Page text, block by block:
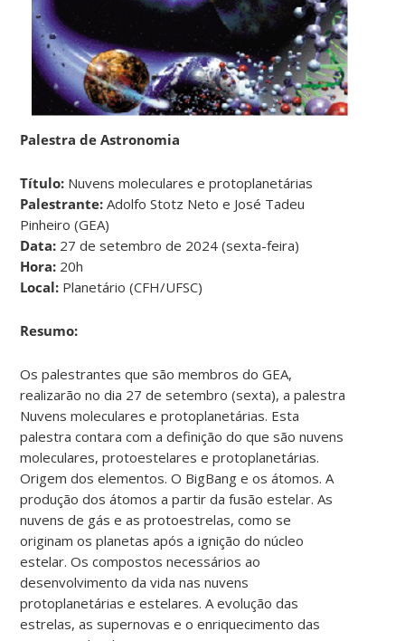
Palestra de Astronomia
Título: Nuvens moleculares e protoplanetárias
Palestrante: Adolfo Stotz Neto e José Tadeu
Pinheiro (GEA)
Data: 27 de setembro de 2024 (sexta-feira)
Hora: 20h
Local: Planetário (CFH/UFSC)
Resumo:
Os palestrantes que são membros do GEA,
realizarão no dia 27 de setembro (sexta), a palestra
Nuvens moleculares e protoplanetárias. Esta
palestra contara com a definição do que são nuvens
moleculares, protoestelares e protoplanetárias.
Origem dos elementos. O BigBang e os átomos. A
produção dos átomos a partir da fusão estelar. As
nuvens de gás e as protoestrelas, como se
originam os planetas após a ignição do núcleo
estelar. Os compostos necessários ao
desenvolvimento da vida nas nuvens
protoplanetárias e estelares. A evolução das
estrelas, as supernovas e o enriquecimento das